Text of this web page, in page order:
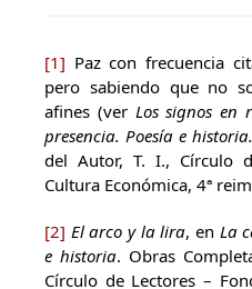
[1] Paz con frecuencia
pero sabiendo que no
afines (ver Los signos en
presencia. Poesía e historia.
del Autor, T. I., Círculo
Cultura Económica, 4ª
[2] El arco y la lira, en La
e historia. Obras
Círculo de Lectores –